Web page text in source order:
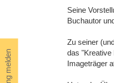
Seine
Buchautor
Zu seiner
das "Kreative
Imageträger